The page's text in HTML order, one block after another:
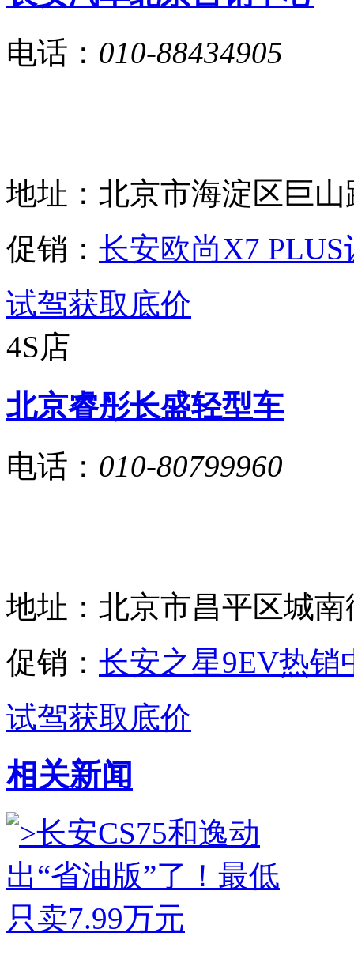
电话： 010-88434905
地址： 北京市海淀区巨山
促销： 长安欧尚X7
试驾获取底价
4S店
北京睿彤长盛轻型车
电话： 010-80799960
地址： 北京市昌平区城南
促销： 长安之星9EV热销
试驾获取底价
相关新闻